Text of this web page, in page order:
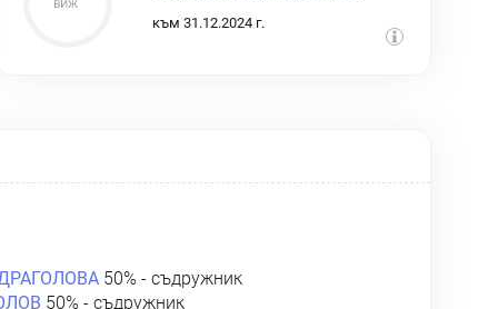
към 31.12.2024 г.
50% - съдружник
50% - съдружник